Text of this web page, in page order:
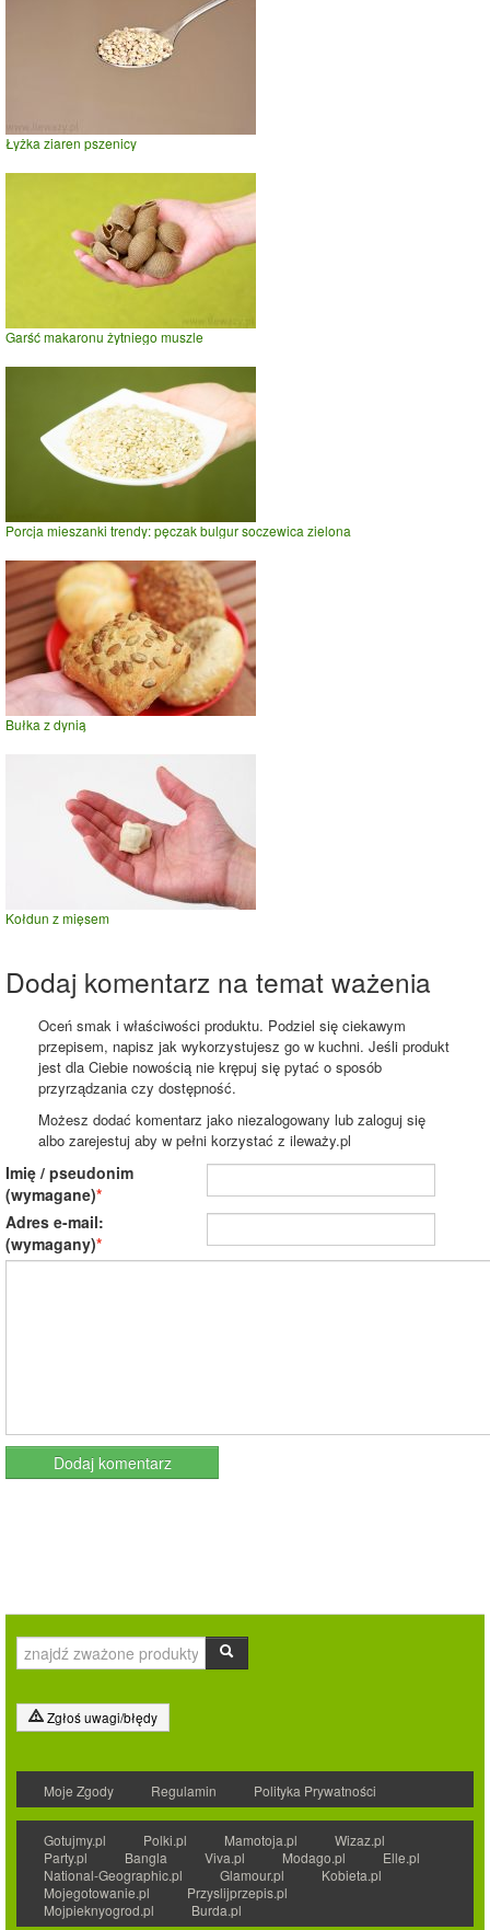
Łyżka ziaren pszenicy
Garść makaronu żytniego muszle
Porcja mieszanki trendy: pęczak bulgur soczewica zielona
Bułka z dynią
Kołdun z mięsem
Dodaj komentarz na temat ważenia
Oceń smak i właściwości produktu. Podziel się ciekawym
przepisem, napisz jak wykorzystujesz go w kuchni. Jeśli produkt
jest dla Ciebie nowością nie krępuj się pytać o sposób
przyrządzania czy dostępność.
Możesz dodać komentarz jako niezalogowany lub zaloguj się
albo zarejestuj aby w pełni korzystać z ileważy.pl
Imię / pseudonim
(wymagane)
Adres e-mail:
(wymagany)
Zgłoś uwagi/błędy
Moje Zgody Regulamin Polityka Prywatności
Gotujmy.pl Polki.pl Mamotoja.pl
Wizaz.pl
Party.pl
Bangla Viva.pl Modago.pl
Elle.pl
National-Geographic.pl
Glamour.pl
Kobieta.pl
Mojegotowanie.pl
Przyslijprzepis.pl
Mojpieknyogrod.pl
Burda.pl